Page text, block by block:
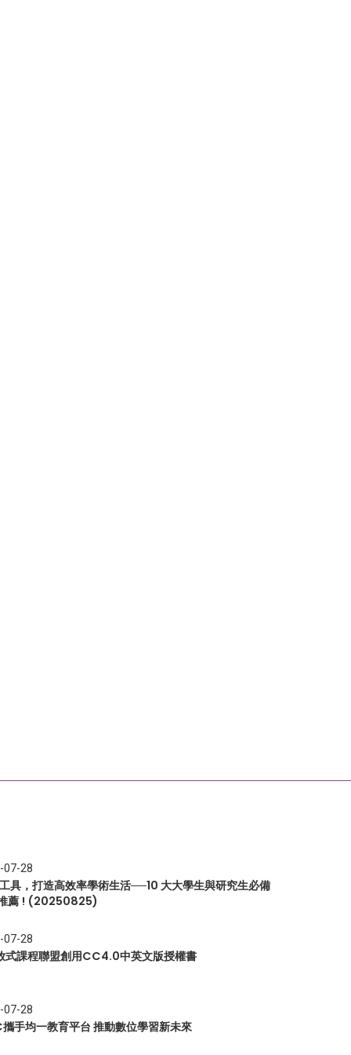
07-28
具，打造高效率學術生活──10 大大學生與研究生必備
薦 ! (20250825)
07-28
式課程聯盟創用CC4.0中英文版授權書
07-28
手均一教育平台 推動數位學習新未來